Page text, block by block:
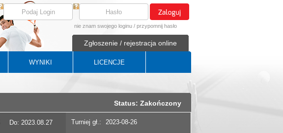
nie znam swojego loginu / przypomnij hasło
Zgłoszenie / rejestracja online
WYNIKI LICENCJE
Status: Zakończony
Do: 2023.08.27 Turniej gł.: 2023-08-26